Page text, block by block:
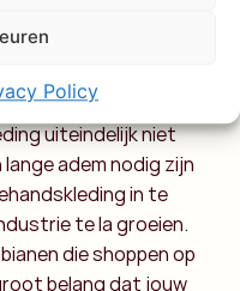
Policy
Er is nog veel werk aan
dat
uiteindelijk niet
adem nodig zijn
in te
te la groeien.
die shoppen op
belang dat jouw